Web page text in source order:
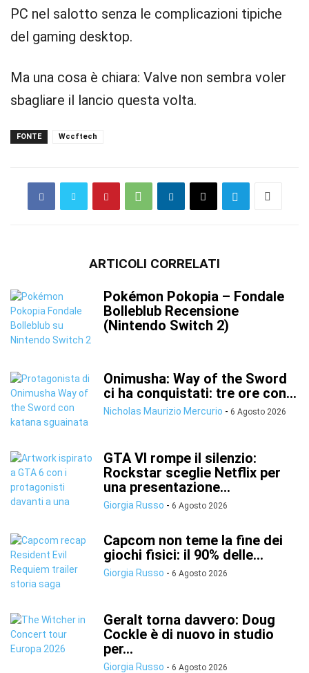
PC nel salotto senza le complicazioni tipiche
del gaming desktop.
Ma una cosa è chiara: Valve non sembra voler
sbagliare il lancio questa volta.
FONTE Wccftech
ARTICOLI CORRELATI
Pokémon Pokopia – Fondale
Bolleblub Recensione
(Nintendo Switch 2)
Onimusha: Way of the Sword
ci ha conquistati: tre ore con...
Nicholas Maurizio Mercurio - 6 Agosto 2026
GTA VI rompe il silenzio:
Rockstar sceglie Netflix per
una presentazione...
Giorgia Russo - 6 Agosto 2026
Capcom non teme la fine dei
giochi fisici: il 90% delle...
Giorgia Russo - 6 Agosto 2026
Geralt torna davvero: Doug
Cockle è di nuovo in studio
per...
Giorgia Russo - 6 Agosto 2026